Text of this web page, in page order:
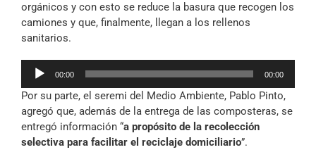
orgánicos y con esto se reduce la basura que recogen los
camiones y que, finalmente, llegan a los rellenos
sanitarios.
Reproductor
audio
00:00 00:00
Por su parte, el seremi del Medio Ambiente, Pablo Pinto,
agregó que, además de la entrega de las composteras, se
entregó información “a propósito de la recolección
selectiva para facilitar el reciclaje domiciliario”.